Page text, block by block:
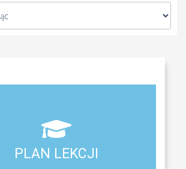
PLAN LEKCJI
PLAN LEKCJI